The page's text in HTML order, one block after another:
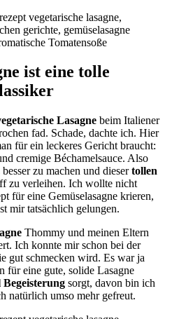
Tomatensoße
ist eine tolle
Lasagne beim Italiener
fad. Schade, dachte ich. Hier
für ein leckeres Gericht braucht:
cremige Béchamelsauce. Also
zu machen und diesertollen
zu verleihen. Ich wollte nicht
für eine Gemüselasagne krieren,
mir tatsächlich gelungen.
Thommy und meinen Eltern
Ich konnte mir schon bei der
gut schmecken wird. Es war ja
für eine gute, solide Lasagne
Begeisterung sorgt, davon bin ich
natürlich umso mehr gefreut.